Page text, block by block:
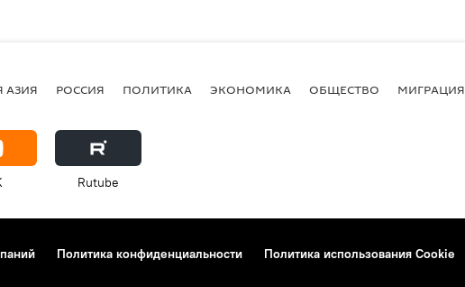
АЗИЯ РОССИЯ ПОЛИТИКА ЭКОНОМИКА ОБЩЕСТВО МИГРАЦИЯ
Rutube
Политика конфиденциальности
Политика использования Cookie